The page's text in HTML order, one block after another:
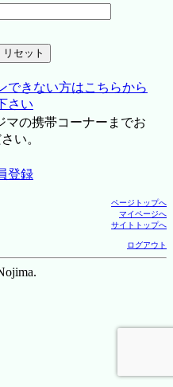
できない方はこちらから
さい
の携帯コーナーまでお
い。
登録
ページトップへ
マイページへ
サイトトップへ
ログアウト